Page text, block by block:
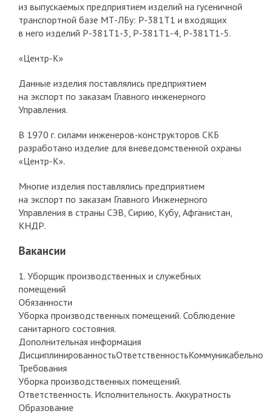
из выпускаемых предприятием изделий на гусеничной
транспортной базе МТ-ЛБу: Р-381Т1 и входящих
в него изделий Р-381Т1-3, Р-381Т1-4, Р-381Т1-5.
«Центр-К»
Данные изделия поставлялись предприятием
на экспорт по заказам Главного инженерного
Управления.
В 1970 г. силами инженеров-конструкторов СКБ
разработано изделие для вневедомственной охраны
«Центр-К».
Многие изделия поставлялись предприятием
на экспорт по заказам Главного Инженерного
Управления в страны СЭВ, Сирию, Кубу, Афганистан,
КНДР.
Вакансии
1. Уборщик производственных и служебных
помещений
Обязанности
Уборка производственных помещений. Соблюдение
санитарного состояния.
Дополнительная информация
Требования
Уборка производственных помещений.
Ответственность. Исполнительность. Аккуратность
Образование